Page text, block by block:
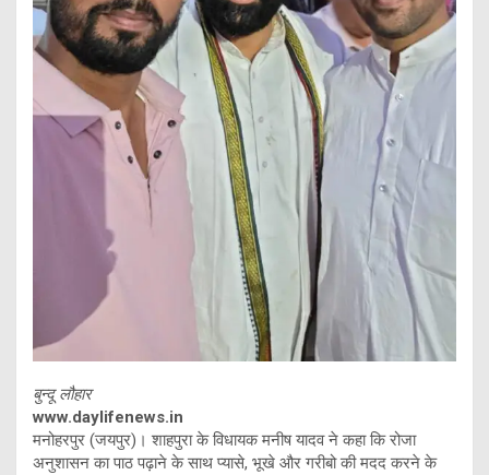
बुन्दू लौहार
www.daylifenews.in
मनोहरपुर (जयपुर)। शाहपुरा के विधायक मनीष यादव ने कहा कि रोजा
अनुशासन का पाठ पढ़ाने के साथ प्यासे, भूखे और गरीबो की मदद करने के